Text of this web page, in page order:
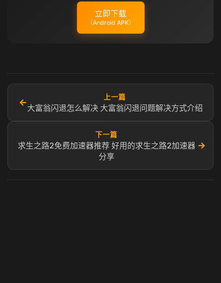
立即下载
（Android APK）
←
上一篇
大富翁闪退怎么解决 大富翁闪退问题解决方式介绍
下一篇
求生之路2免费加速器推荐 好用的求生之路2加速器
分享
→